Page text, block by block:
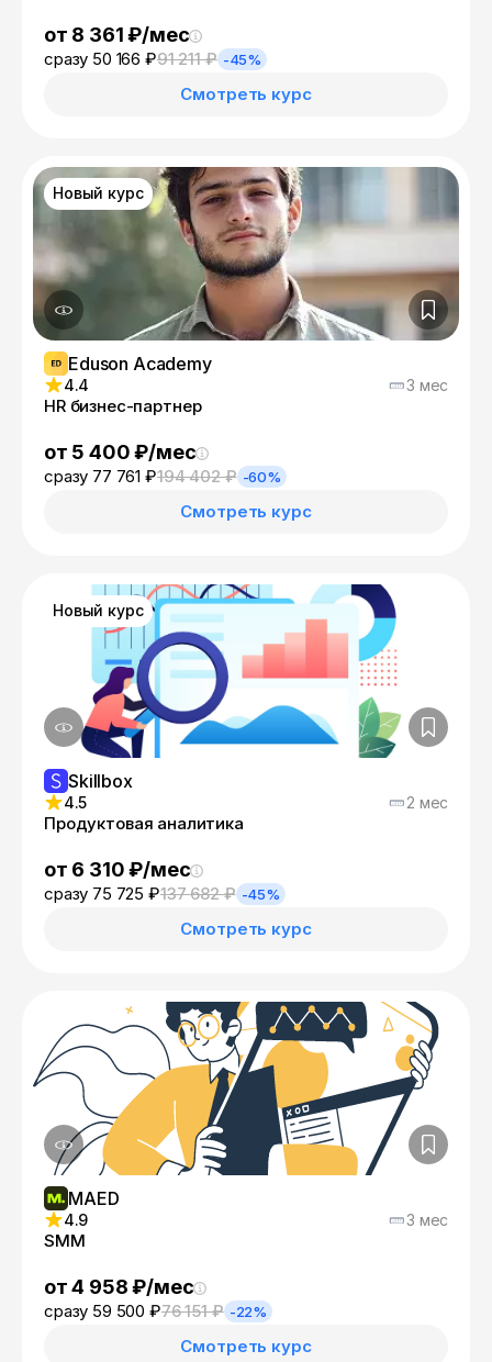
от 8 361 ₽/мес
сразу 50 166 ₽91 211 ₽ -45%
Смотреть курс
Новый курс
Eduson Academy
4.4 3 мес
HR бизнес-партнер
от 5 400 ₽/мес
сразу 77 761 ₽194 402 ₽ -60%
Смотреть курс
Новый курс
Skillbox
4.5 2 мес
Продуктовая аналитика
от 6 310 ₽/мес
сразу 75 725 ₽137 682 ₽ -45%
Смотреть курс
MAED
4.9 3 мес
SMM
от 4 958 ₽/мес
сразу 59 500 ₽76 151 ₽ -22%
Смотреть курс